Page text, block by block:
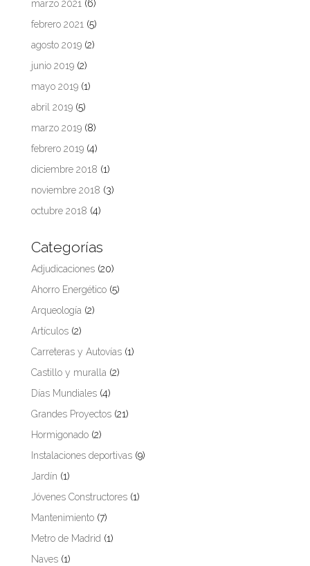
marzo 2021(6)
febrero 2021(5)
agosto 2019(2)
junio 2019(2)
mayo 2019(1)
abril 2019(5)
marzo 2019(8)
febrero 2019(4)
diciembre 2018 (1)
noviembre 2018 (3)
octubre 2018 (4)
Categorías
Adjudicaciones(20)
Ahorro Energético(5)
Arqueología(2)
Artículos(2)
Carreteras y Autovías(1)
Castillo y muralla(2)
Días Mundiales(4)
Grandes Proyectos(21)
Hormigonado(2)
Instalaciones deportivas(9)
Jardín (1)
Jóvenes Constructores(1)
Mantenimiento(7)
Metro de Madrid (1)
Naves(1)